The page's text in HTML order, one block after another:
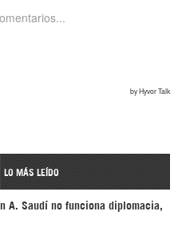
LO MÁS LEÍDO
A. Saudí no funciona diplomacia,